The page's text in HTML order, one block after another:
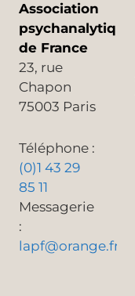
Association
psychanalytique
de France
23, rue
Chapon
75003 Paris
Téléphone :
(0)1 43 29
85 11
Messagerie
:
lapf@orange.fr